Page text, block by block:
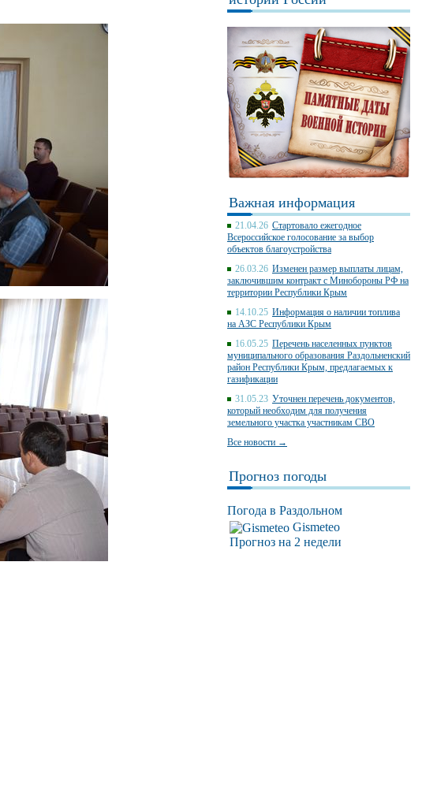
Важная информация
21.04.26 Стартовало ежегодное
Всероссийское голосование за выбор
объектов благоустройства
26.03.26 Изменен размер выплаты лицам,
заключившим контракт с Минобороны РФ на
территории Республики Крым
14.10.25 Информация о наличии топлива
на АЗС Республики Крым
16.05.25 Перечень населенных пунктов
муниципального образования Раздольненский
район Республики Крым, предлагаемых к
газификации
31.05.23 Уточнен перечень документов,
который необходим для получения
земельного участка участникам СВО
Все новости →
Прогноз погоды
Погода в Раздольном
Gismeteo
Прогноз на 2 недели